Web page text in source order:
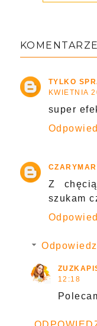
KOMENTARZE
TYLKO
KWIETNIA
super
Z
szukam
12:18